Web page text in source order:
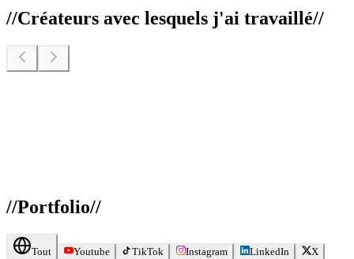
//Créateurs avec lesquels j'ai travaillé//
//Portfolio//
Tout Youtube TikTok Instagram LinkedIn X